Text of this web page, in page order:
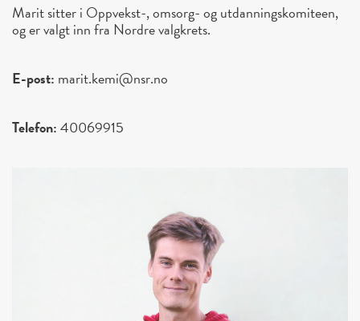
Marit sitter i Oppvekst-, omsorg- og utdanningskomiteen,
og er valgt inn fra Nordre valgkrets.
E-post: marit.kemi@nsr.no
Telefon:40069915